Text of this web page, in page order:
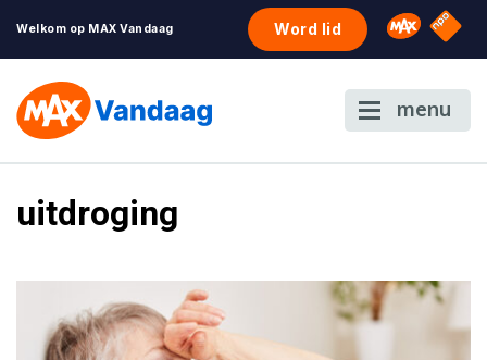
Welkom op MAX Vandaag Word lid Omroep
NPO
menu
uitdroging